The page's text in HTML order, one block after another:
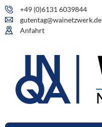
+49 (0)6131 6039844
gutentag@wainetzwerk.de
Anfahrt